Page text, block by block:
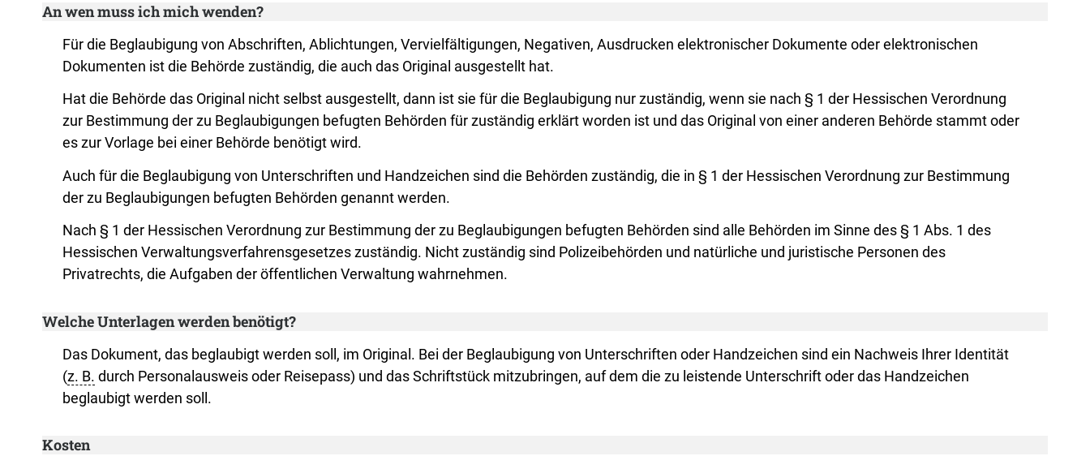
An wen muss ich mich wenden?
Für die Beglaubigung von Abschriften, Ablichtungen, Vervielfältigungen, Negativen, Ausdrucken elektronischer Dokumente oder elektronischen
Dokumenten ist die Behörde zuständig, die auch das Original ausgestellt hat.
Hat die Behörde das Original nicht selbst ausgestellt, dann ist sie für die Beglaubigung nur zuständig, wenn sie nach § 1 der Hessischen Verordnung
zur Bestimmung der zu Beglaubigungen befugten Behörden für zuständig erklärt worden ist und das Original von einer anderen Behörde stammt oder
es zur Vorlage bei einer Behörde benötigt wird.
Auch für die Beglaubigung von Unterschriften und Handzeichen sind die Behörden zuständig, die in § 1 der Hessischen Verordnung zur Bestimmung
der zu Beglaubigungen befugten Behörden genannt werden.
Nach § 1 der Hessischen Verordnung zur Bestimmung der zu Beglaubigungen befugten Behörden sind alle Behörden im Sinne des § 1 Abs. 1 des
Hessischen Verwaltungsverfahrensgesetzes zuständig. Nicht zuständig sind Polizeibehörden und natürliche und juristische Personen des
Privatrechts, die Aufgaben der öffentlichen Verwaltung wahrnehmen.
Welche Unterlagen werden benötigt?
Das Dokument, das beglaubigt werden soll, im Original. Bei der Beglaubigung von Unterschriften oder Handzeichen sind ein Nachweis Ihrer Identität
(z. B. durch Personalausweis oder Reisepass) und das Schriftstück mitzubringen, auf dem die zu leistende Unterschrift oder das Handzeichen
beglaubigt werden soll.
Kosten